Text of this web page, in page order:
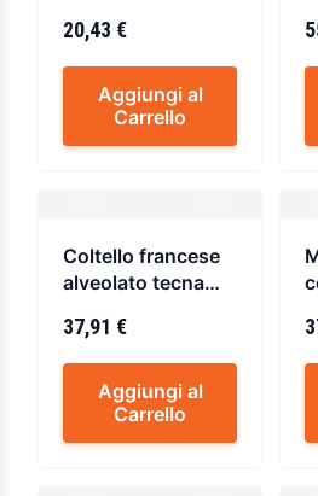
20,43 €
Aggiungi al
Carrello
Coltello francese
alveolato tecna
37,91 €
Aggiungi al
Carrello